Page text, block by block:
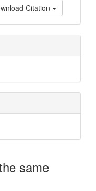
Citation
same